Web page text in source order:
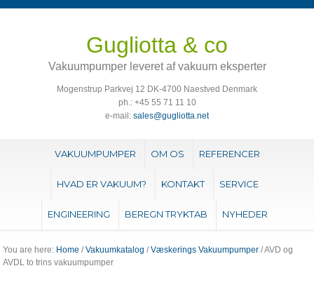
Gugliotta & co
Vakuumpumper leveret af vakuum eksperter
Mogenstrup Parkvej 12 DK-4700 Naestved Denmark
ph.: +45 55 71 11 10
e-mail: sales@gugliotta.net
VAKUUMPUMPER OM OS REFERENCER
HVAD ER VAKUUM? KONTAKT SERVICE
ENGINEERING BEREGN TRYKTAB NYHEDER
You are here: Home /Vakuumkatalog /Væskerings Vakuumpumper / AVD og
AVDL to trins vakuumpumper